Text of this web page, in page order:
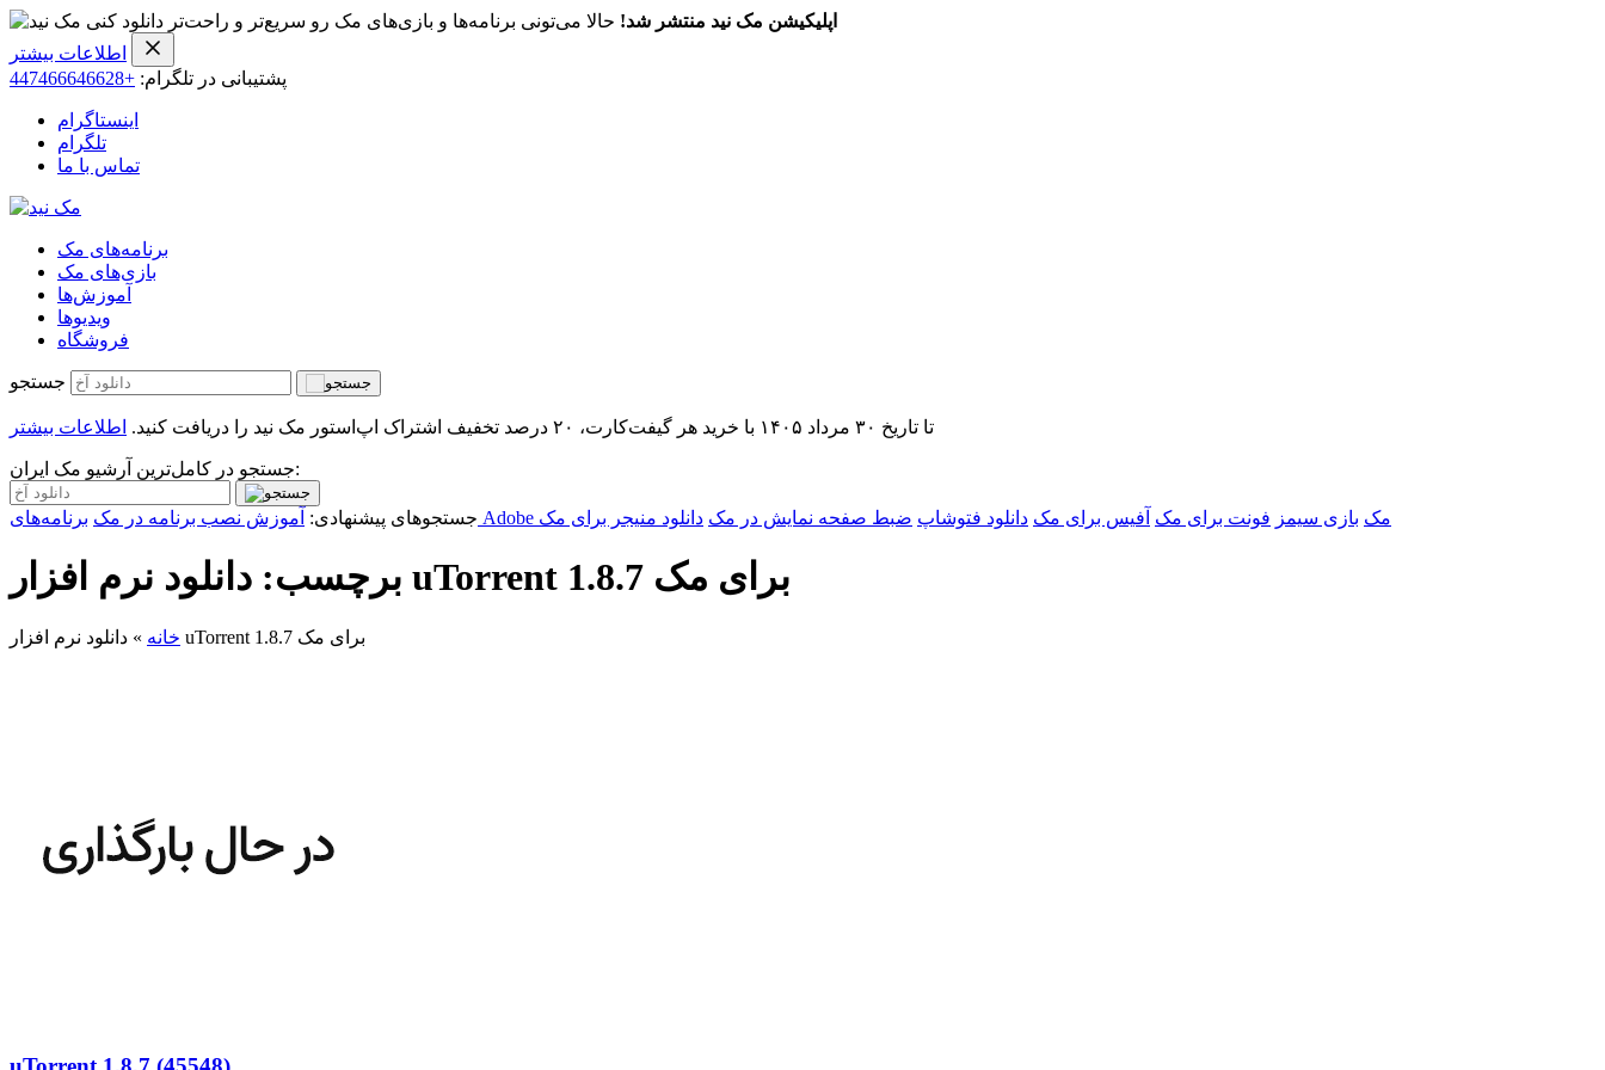
اپلیکیشن مک نید منتشر شد! حالا می‌تونی برنامه‌ها و بازی‌های مک رو سریع‌تر و راحت‌تر دانلود کنی
اطلاعات بیشتر
پشتیبانی در تلگرام: +447466646628
اینستاگرام
تلگرام
تماس با ما
برنامه‌های مک
بازی‌های مک
آموزش‌ها
ویدیو‌ها
فروشگاه
جستجو
تا تاریخ ۳۰ مرداد ۱۴۰۵ با خرید هر گیفت‌کارت، ۲۰ درصد تخفیف اشتراک اپ‌استور مک نید را دریافت کنید. اطلاعات بیشتر
جستجو در کامل‌ترین آرشیو مک ایران:
جستجوهای پیشنهادی: آموزش نصب برنامه در مک برنامه‌های Adobe مک بازی سیمز فونت برای مک آفیس برای مک دانلود فتوشاپ ضبط صفحه نمایش در مک دانلود منیجر برای مک
برچسب: دانلود نرم افزار uTorrent 1.8.7 برای مک
خانه » دانلود نرم افزار uTorrent 1.8.7 برای مک